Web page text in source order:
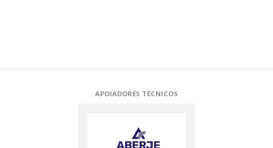
APOIADORES TÉCNICOS